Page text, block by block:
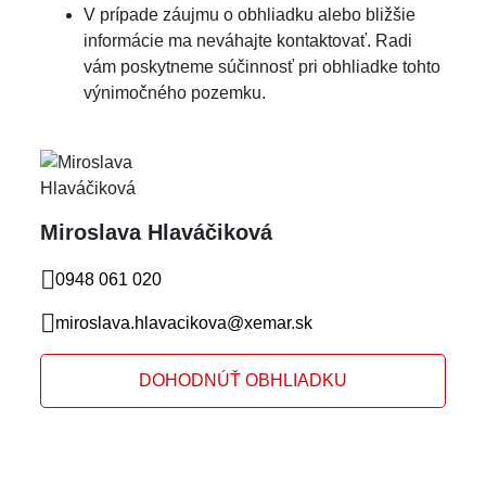
V prípade záujmu o obhliadku alebo bližšie
informácie ma neváhajte kontaktovať. Radi
vám poskytneme súčinnosť pri obhliadke tohto
výnimočného pozemku.
Miroslava Hlaváčiková
0948 061 020
miroslava.hlavacikova@xemar.sk
DOHODNÚŤ OBHLIADKU